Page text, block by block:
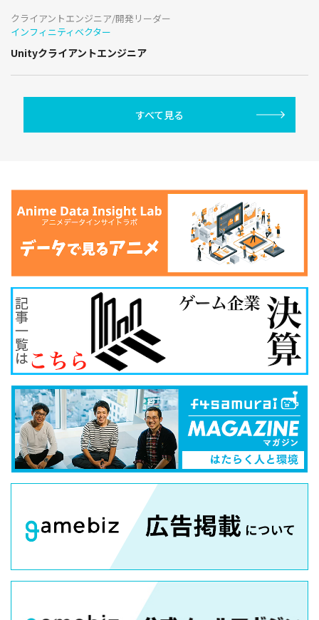
クライアントエンジニア/開発リーダー
インフィニティベクター
Unityクライアントエンジニア
すべて見る